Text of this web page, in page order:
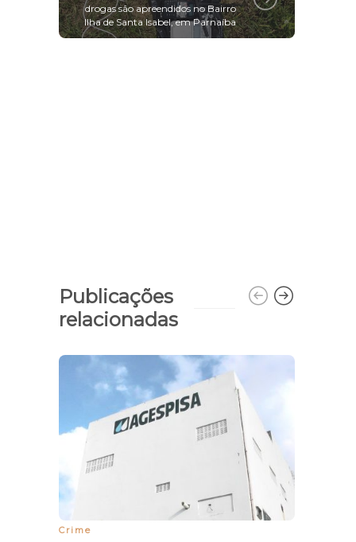
drogas são apreendidos no Bairro
Ilha de Santa Isabel, em Parnaíba
Publicações
relacionadas
Crime